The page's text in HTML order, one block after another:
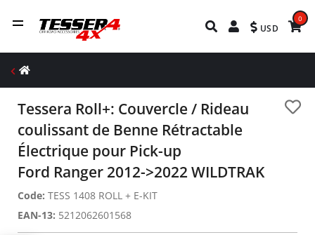
USD
0
Tessera Roll+: Couvercle / Rideau
coulissant de Benne Rétractable
Électrique pour Pick-up
Ford Ranger 2012->2022 WILDTRAK
Code: TESS 1408 ROLL + E-KIT
EAN-13: 5212062601568